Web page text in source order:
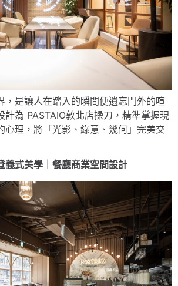
，是讓人在踏入的瞬間便遺忘門外的喧
計為 PASTAIO敦北店操刀，精準掌握現
心理，將「光影、綠意、幾何」完美交
義式美學｜餐廳商業空間設計